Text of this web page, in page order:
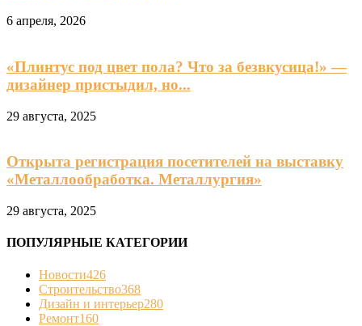
6 апреля, 2026
«Плинтус под цвет пола? Что за безвкусица!» —
дизайнер пристыдил, но...
29 августа, 2025
Открыта регистрация посетителей на выставку
«Металлообработка. Металлургия»
29 августа, 2025
ПОПУЛЯРНЫЕ КАТЕГОРИИ
Новости426
Строительство368
Дизайн и интерьер280
Ремонт160